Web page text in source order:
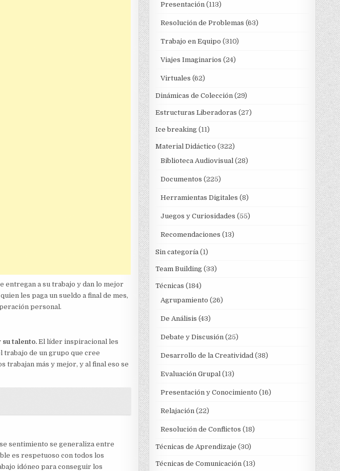
entregan a su trabajo y dan lo mejor
les paga un sueldo a final de mes,
personal.
su talento. El líder inspiracional les
trabajo de un grupo que cree
trabajan más y mejor, y al final eso se
sentimiento se generaliza entre
es respetuoso con todos los
idóneo para conseguir los
Presentación(113)
Resolución de Problemas (63)
Trabajo en Equipo (310)
Viajes Imaginarios (24)
Virtuales (62)
Dinámicas de Colección(29)
Estructuras Liberadoras (27)
Ice breaking(11)
Material Didáctico (322)
Biblioteca Audiovisual(28)
Documentos (225)
Herramientas Digitales (8)
Juegos y Curiosidades (55)
Recomendaciones (13)
Sin categoría(1)
Team Building(33)
Técnicas (184)
Agrupamiento (26)
De Análisis (43)
Debate y Discusión(25)
Desarrollo de la Creatividad(38)
Evaluación Grupal(13)
Presentación y Conocimiento (16)
Relajación(22)
Resolución de Conflictos (18)
Técnicas de Aprendizaje (30)
Técnicas de Comunicación(13)